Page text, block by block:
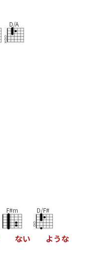
D/A
F#m
ない
D/F#
ような